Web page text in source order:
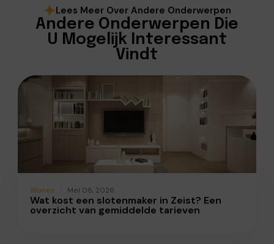
Lees Meer Over Andere Onderwerpen
Andere Onderwerpen Die
U Mogelijk Interessant
Vindt
Wonen Mei 08, 2026
Wat kost een slotenmaker in Zeist? Een
overzicht van gemiddelde tarieven